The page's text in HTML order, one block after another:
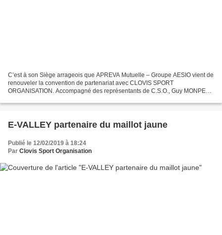
C’est à son Siège arrageois que APREVA Mutuelle – Groupe AESIO vient de
renouveler la convention de partenariat avec CLOVIS SPORT
ORGANISATION. Accompagné des représentants de C.S.O., Guy MONPETIT
E-VALLEY partenaire du maillot jaune
Publié le 12/02/2019 à 18:24
Par Clovis Sport Organisation